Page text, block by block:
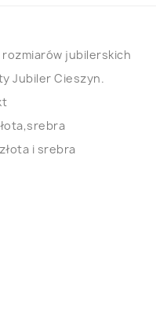
rozmiarów jubilerskich
Jubiler Cieszyn.
i srebra